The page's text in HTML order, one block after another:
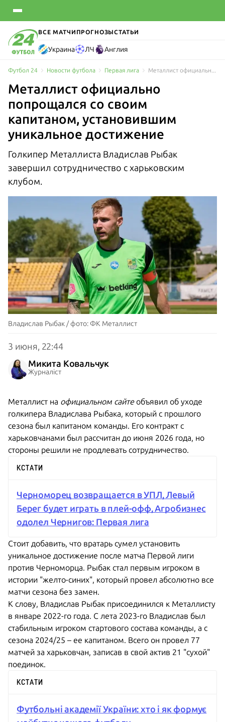
ВСЕ МАТЧИ ПРОГНОЗЫСТАТЬИ
Украина ЛЧ Англия
Футбол 24 Новости футбола Первая лига
Металлист официально
попрощался со своим
капитаном, установившим
уникальное достижение
Голкипер Металлиста Владислав Рыбак
завершил сотрудничество с харьковским
клубом.
Владислав Рыбак / фото: ФК Металлист
3 июня, 22:44
Микита Ковальчук
Журналіст
Металлист на официальном сайтеобъявил об уходе
голкипера Владислава Рыбака, который с прошлого
сезона был капитаном команды. Его контракт с
харьковчанами был рассчитан до июня 2026 года, но
стороны решили не продлевать сотрудничество.
КСТАТИ
Черноморец возвращается в УПЛ, Левый
Берег будет играть в плей-офф, Агробизнес
одолел Чернигов: Первая лига
Стоит добавить, что вратарь сумел установить
уникальное достижение после матча Первой лиги
против Черноморца. Рыбак стал первым игроком в
истории "желто-синих", который провел абсолютно все
матчи сезона без замен.
К слову, Владислав Рыбак присоединился к Металлисту
в январе 2022-го года. С лета 2023-го Владислав был
стабильным игроком стартового состава команды, а с
сезона 2024/25 – ее капитаном. Всего он провел 77
матчей за харьковчан, записав в свой актив 21 "сухой"
поединок.
КСТАТИ
Футбольні академії України: хто і як формує